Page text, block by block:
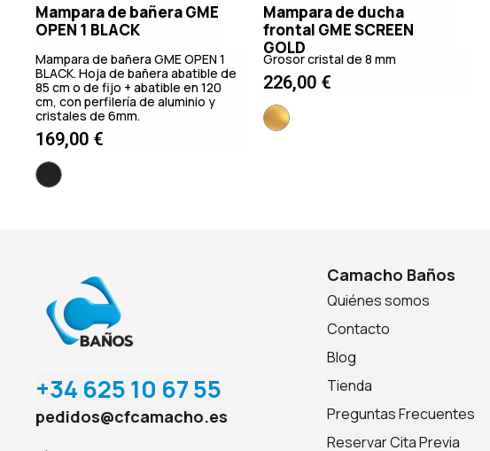
Mampara de bañera GME
OPEN 1 BLACK
Mampara de bañera GME OPEN 1
BLACK. Hoja de bañera abatible de
85 cm o de fijo + abatible en 120
cm, con perfilería de aluminio y
cristales de 6mm.
169,00 €
Mampara de ducha
frontal GME SCREEN
GOLD
Grosor cristal de 8 mm
226,00 €
+34 625 10 67 55
pedidos@cfcamacho.es
Camacho Baños
Quiénes somos
Contacto
Blog
Tienda
Preguntas Frecuentes
Reservar Cita Previa